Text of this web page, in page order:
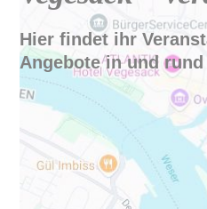
Hier findet ihr
Angebote in und rund